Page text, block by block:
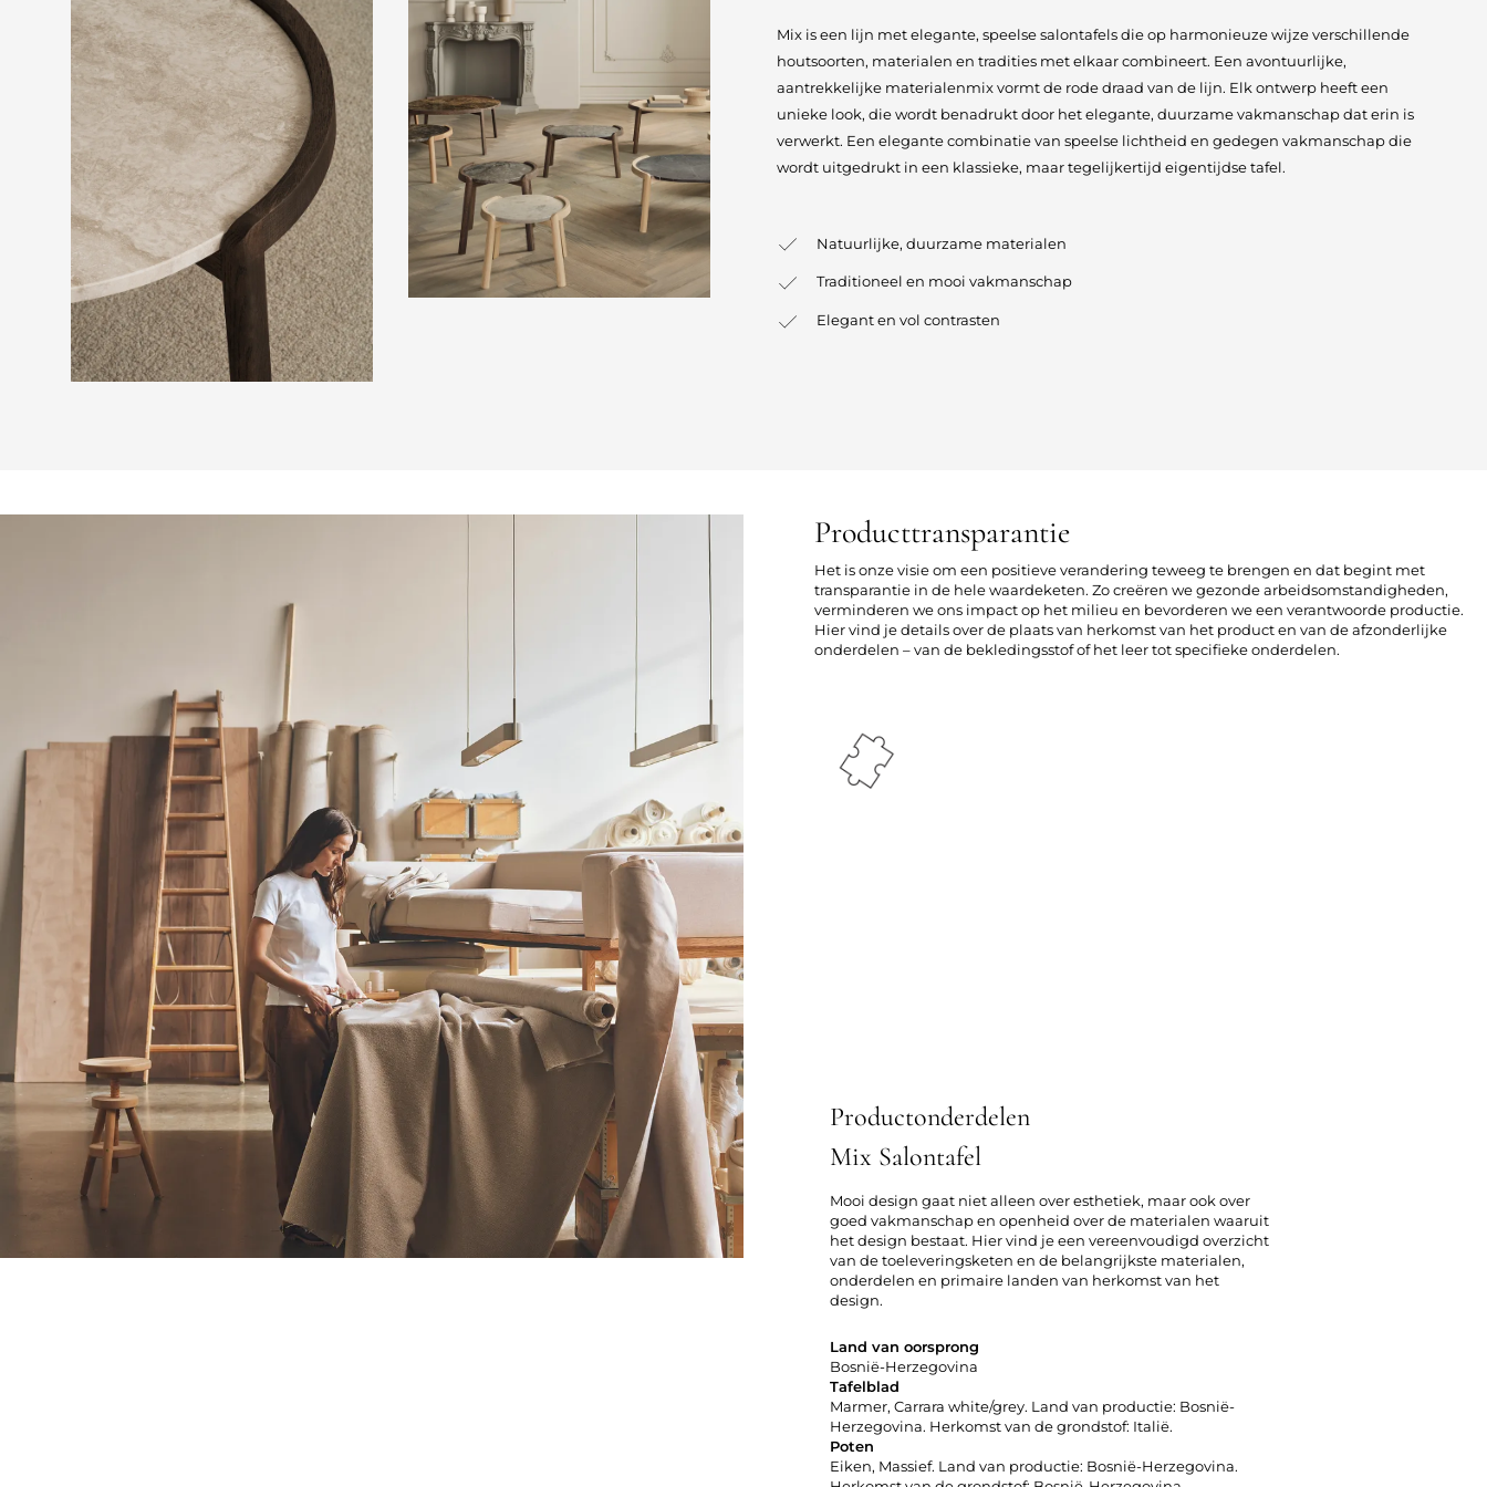
Mix is een lijn met elegante, speelse salontafels die op harmonieuze wijze verschillende
houtsoorten, materialen en tradities met elkaar combineert. Een avontuurlijke,
aantrekkelijke materialenmix vormt de rode draad van de lijn. Elk ontwerp heeft een
unieke look, die wordt benadrukt door het elegante, duurzame vakmanschap dat erin is
verwerkt. Een elegante combinatie van speelse lichtheid en gedegen vakmanschap die
wordt uitgedrukt in een klassieke, maar tegelijkertijd eigentijdse tafel.
Natuurlijke, duurzame materialen
Traditioneel en mooi vakmanschap
Elegant en vol contrasten
Producttransparantie
Het is onze visie om een positieve verandering teweeg te brengen en dat begint met
transparantie in de hele waardeketen. Zo creëren we gezonde arbeidsomstandigheden,
verminderen we ons impact op het milieu en bevorderen we een verantwoorde productie.
Hier vind je details over de plaats van herkomst van het product en van de afzonderlijke
onderdelen – van de bekledingsstof of het leer tot specifieke onderdelen.
Productonderdelen
Mix Salontafel
Mooi design gaat niet alleen over esthetiek, maar ook over
goed vakmanschap en openheid over de materialen waaruit
het design bestaat. Hier vind je een vereenvoudigd overzicht
van de toeleveringsketen en de belangrijkste materialen,
onderdelen en primaire landen van herkomst van het
design.
Land van oorsprong
Bosnië-Herzegovina
Tafelblad
Marmer, Carrara white/grey. Land van productie: Bosnië-
Herzegovina. Herkomst van de grondstof: Italië.
Poten
Eiken, Massief. Land van productie: Bosnië-Herzegovina.